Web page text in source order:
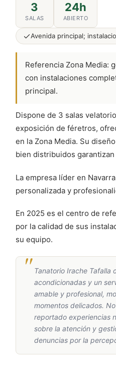
3
SALAS
24h
ABIERTO
Avenida principal;
Referencia Zona Media:
con instalaciones
principal.
Dispone de 3 salas
exposición de féretros,
en la Zona Media. Su
bien distribuidos
La empresa líder en
personalizada y
En 2025 es el centro de
por la calidad de sus
su equipo.
Tanatorio Irache Tafalla
acondicionadas y un
amable y profesional,
momentos delicados.
reportado experiencias
sobre la atención y
denuncias por la